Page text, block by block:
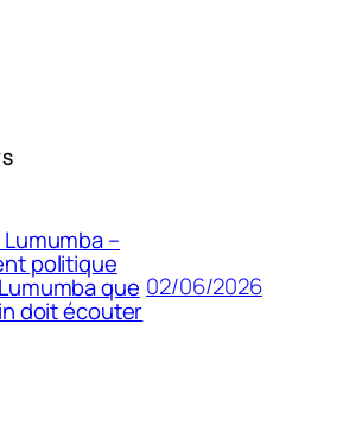
Lumumba –
politique
que
doit écouter
02/06/2026